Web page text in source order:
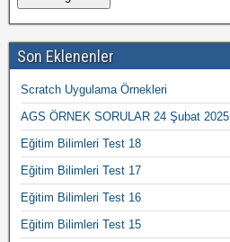
Son Eklenenler
Scratch Uygulama Örnekleri
AGS ÖRNEK SORULAR 24 Şubat 2025
Eğitim Bilimleri Test 18
Eğitim Bilimleri Test 17
Eğitim Bilimleri Test 16
Eğitim Bilimleri Test 15